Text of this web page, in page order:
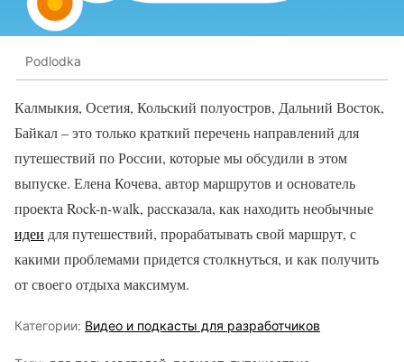
Podlodka
Калмыкия, Осетия, Кольский полуостров, Дальний Восток,
Байкал – это только краткий перечень направлений для
путешествий по России, которые мы обсудили в этом
выпуске. Елена Кочева, автор маршрутов и основатель
проекта Rock-n-walk, рассказала, как находить необычные
идеи для путешествий, прорабатывать свой маршрут, с
какими проблемами придется столкнуться, и как получить
от своего отдыха максимум.
Категории: Видео и подкасты для разработчиков